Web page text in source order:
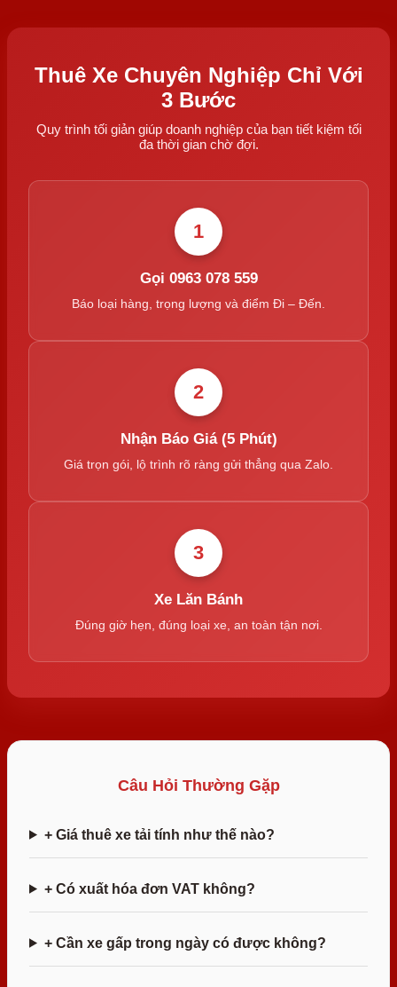
Thuê Xe Chuyên Nghiệp Chỉ Với
3 Bước
Quy trình tối giản giúp doanh nghiệp của bạn tiết kiệm tối
đa thời gian chờ đợi.
1
Gọi 0963 078 559
Báo loại hàng, trọng lượng và điểm Đi – Đến.
2
Nhận Báo Giá (5 Phút)
Giá trọn gói, lộ trình rõ ràng gửi thẳng qua Zalo.
3
Xe Lăn Bánh
Đúng giờ hẹn, đúng loại xe, an toàn tận nơi.
Câu Hỏi Thường Gặp
+ Giá thuê xe tải tính như thế nào?
+ Có xuất hóa đơn VAT không?
+ Cần xe gấp trong ngày có được không?